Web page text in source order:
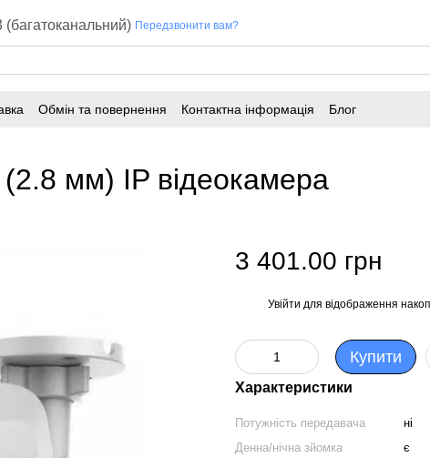
Передзвонити вам?
Обмін та повернення Контактна інформація Блог
мм) IP відеокамера
3 401.00 грн
Увійти для відображення
Купити
Характеристики
Потужність передавача
ні
Денна/нічна зйомка
є